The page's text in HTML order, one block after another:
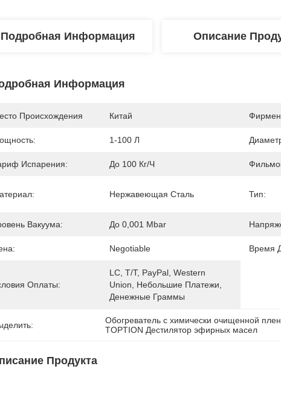
Подробная Информация Описание
Информация
Происхождения Китай
1-100 Л
Испарения: До 100 Кг/ч
Нержавеющая Сталь Тип:
Вакуума: До 0,001 Mbar
Negotiable Время
Оплаты:
LC, T/T, PayPal, Western
Union, Небольшие Платежи,
Денежные Граммы
Обогреватель с химически очищенной
TOPTION Дестилятор эфирных масел
Продукта